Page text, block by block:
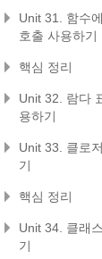
Unit 31. 함수
호출 사용하기
핵심 정리
Unit 32. 람다
용하기
Unit 33. 클로
기
핵심 정리
Unit 34. 클래
기